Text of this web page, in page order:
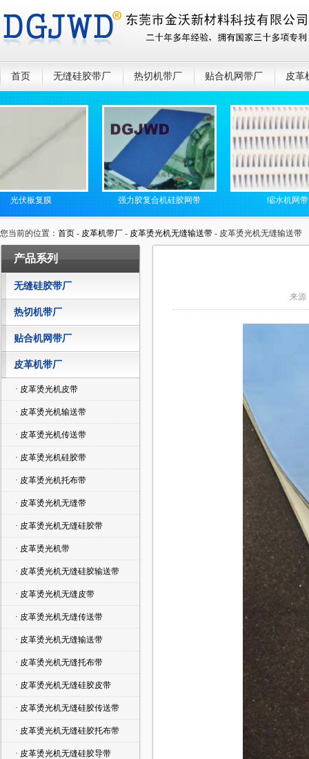
首页 无缝硅胶带厂 热切机带厂 贴合机网带厂 皮革
板复膜 强力胶复合机硅胶网带 缩水机网带
您当前的位置： 首页 - 皮革机带厂 - 皮革烫光机无缝输送带 - 皮革烫光机无缝输送带
产品系列
无缝硅胶带厂
热切机带厂
贴合机网带厂
皮革机带厂
· 皮革烫光机皮带
· 皮革烫光机输送带
· 皮革烫光机传送带
· 皮革烫光机硅胶带
· 皮革烫光机托布带
· 皮革烫光机无缝带
· 皮革烫光机无缝硅胶带
· 皮革烫光机带
· 皮革烫光机无缝硅胶输送带
· 皮革烫光机无缝皮带
· 皮革烫光机无缝传送带
· 皮革烫光机无缝输送带
· 皮革烫光机无缝托布带
· 皮革烫光机无缝硅胶皮带
· 皮革烫光机无缝硅胶传送带
· 皮革烫光机无缝硅胶托布带
· 皮革烫光机无缝硅胶导带
来源